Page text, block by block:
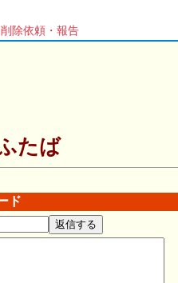
削除依頼・報告